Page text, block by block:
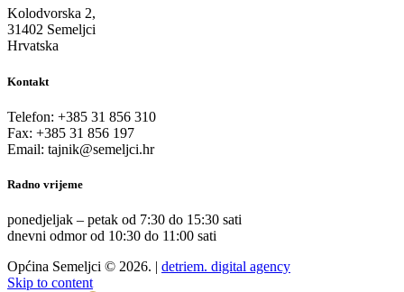
Kolodvorska 2,
31402 Semeljci
Hrvatska
Kontakt
Telefon: +385 31 856 310
Fax: +385 31 856 197
Email: tajnik@semeljci.hr
Radno vrijeme
ponedjeljak – petak od 7:30 do 15:30 sati
dnevni odmor od 10:30 do 11:00 sati
Općina Semeljci © 2026. | detriem. digital agency
Skip to content